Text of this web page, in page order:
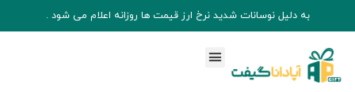
به دلیل نوسانات شدید نرخ ارز قیمت ها روزانه اعلام می شود .